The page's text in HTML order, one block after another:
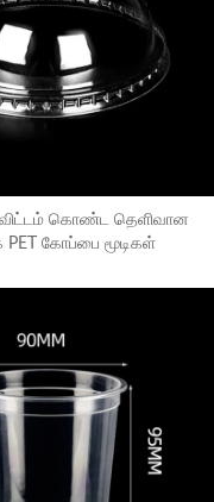
விட்டம் கொண்ட தெளிவான
PET கோப்பை மூடிகள்